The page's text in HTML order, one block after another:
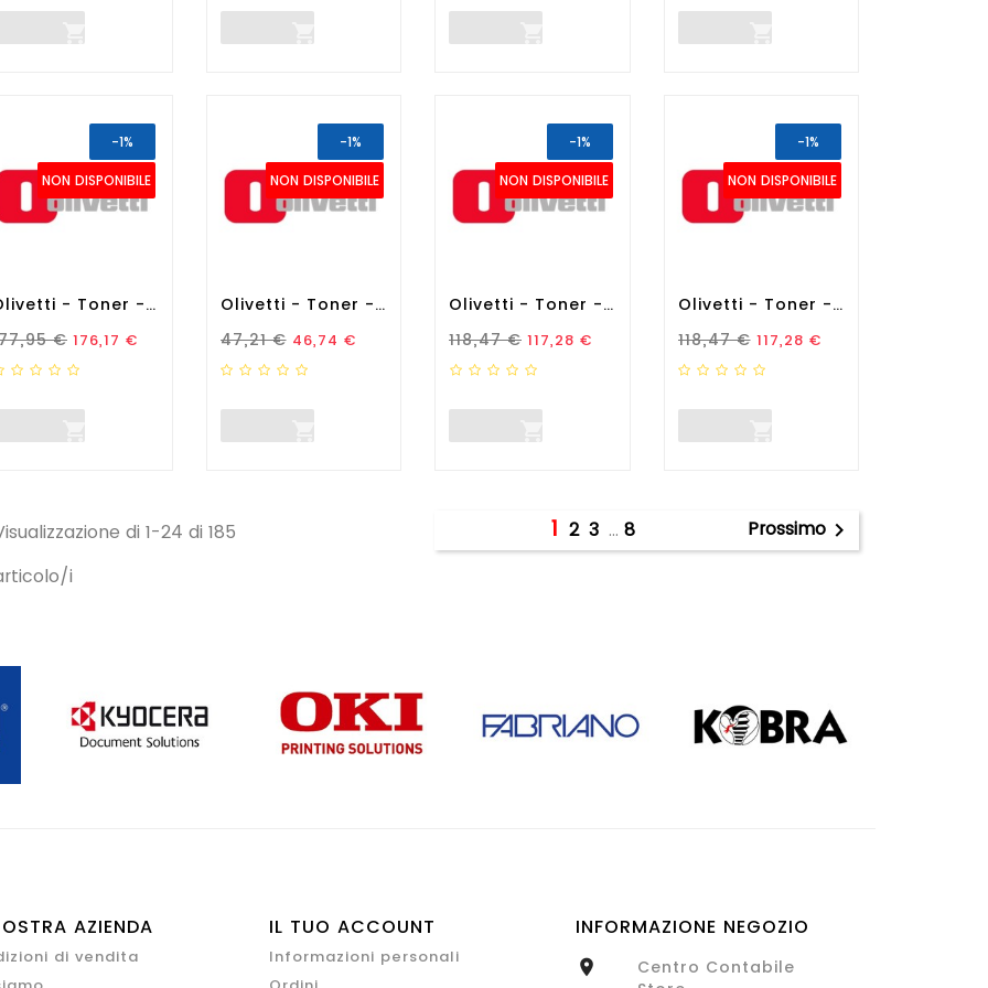
NON DISPONIBILE
-1%
Olivetti - Toner - Ciano -...
Standard
€ Prezzo
176,17 €
NON DISPONIBILE
-1%
Olivetti - Toner - Nero -...
Prezzo Standard
47,21 € Prezzo
46,74 €
NON DISPONIBILE
-1%
Olivetti - Toner - Giallo -...
Prezzo Standard
118,47 € Prezzo
117,28 €
NON DISPONIBILE
-1%
Olivetti - Toner - Magenta...
Prezzo Standard
118,47 € Prezzo
117,28 €
di 1-24 di 185
i
123 … 8 Prossimo
AZIENDA
di vendita
IL TUO ACCOUNT
Informazioni personali
INFORMAZIONE NEGOZIO

Centro Contabile